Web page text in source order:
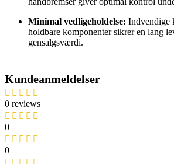
Minimal vedligeholdelse: Indvendige
holdbare komponenter sikrer en lang
gensalgsværdi.
Kundeanmeldelser
0 reviews
0
0